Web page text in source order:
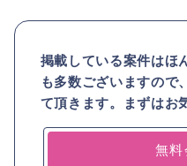
掲載している案件はほ
も多数ございますので
て頂きます。まずはお
無